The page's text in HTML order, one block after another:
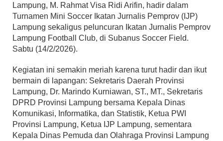
Lampung, M. Rahmat Visa Ridi Arifin, hadir dalam
Turnamen Mini Soccer Ikatan Jurnalis Pemprov (IJP)
Lampung sekaligus peluncuran Ikatan Jurnalis Pemprov
Lampung Football Club, di Subanus Soccer Field.
Sabtu (14/2/2026).
Kegiatan ini semakin meriah karena turut hadir dan ikut
bermain di lapangan: Sekretaris Daerah Provinsi
Lampung, Dr. Marindo Kurniawan, ST., MT., Sekretaris
DPRD Provinsi Lampung bersama Kepala Dinas
Komunikasi, Informatika, dan Statistik, Ketua PWI
Provinsi Lampung, Ketua IJP Lampung, sementara
Kepala Dinas Pemuda dan Olahraga Provinsi Lampung